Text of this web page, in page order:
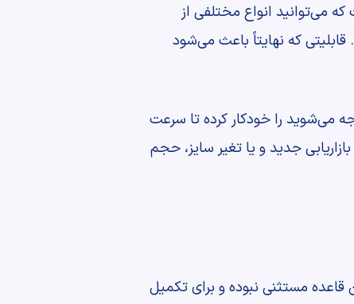
می‌توانید انواع مختلفی از
که نهایتاً باعث می‌شود
می‌شوید را خودکار کرده تا سرعت
جدید و یا تغیر سایز، حجم
قاعده مستثنی نبوده و برای تکمیل